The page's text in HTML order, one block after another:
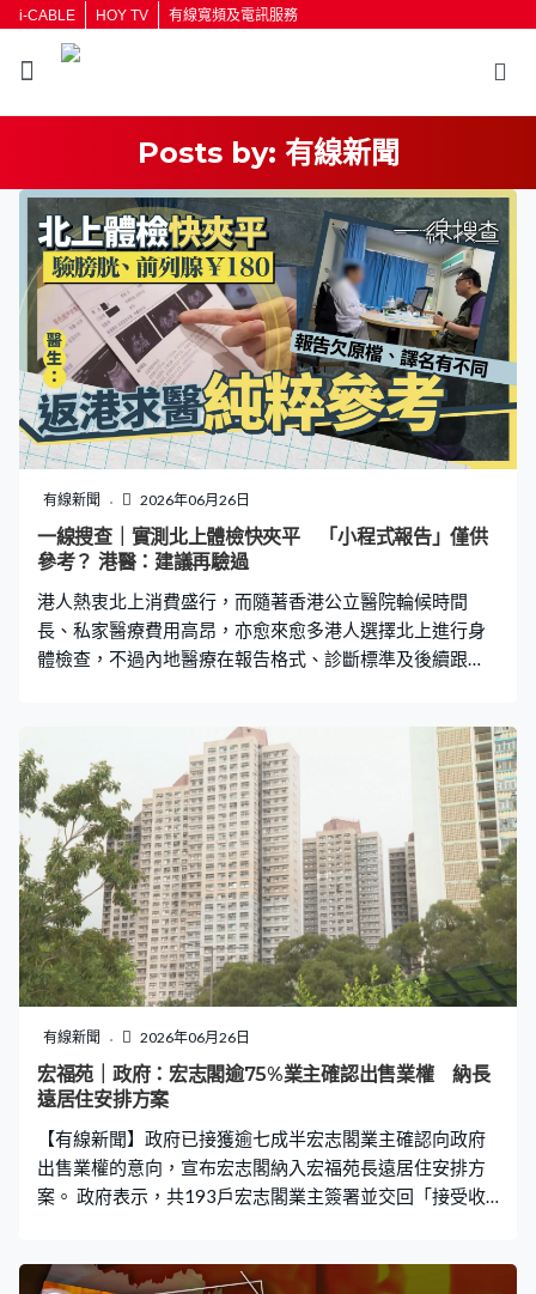
i-CABLE HOY TV 有線寬頻及電訊服務
Posts by: 有線新聞
按輸入鍵開始搜尋
有線新聞 2026年06月26日
一線搜查｜實測北上體檢快夾平 「小程式報告」僅供
參考？ 港醫：建議再驗過
港人熱衷北上消費盛行，而隨著香港公立醫院輪候時間
長、私家醫療費用高昂，亦愈來愈多港人選擇北上進行身
體檢查，不過內地醫療在報告格式、診斷標準及後續跟
四年前開始出現症狀，有時在巴士上忍尿不及，只搭一個
站就要提早落車，相當尷尬；晚上更要起床三四次如廁，
近來甚至考慮使用成人紙尿片，嚴重影響生活質素。他曾
到公立醫院普通科門診求診，醫生轉介物理治療，學習盆
底肌肉運動以加強控制能力，但症狀未完全改善。 強哥曾
考慮排政府泌尿專科，但之前做腸鏡檢查輪候超過一年，
心生卻步。有朋友建議他北上做身體檢查，他搜尋資料後
發現，深圳公立醫院有適合中老年男性的前列腺相關套
餐，收費只需約港幣50元，可檢查膀胱殘餘尿量等指標，
適合懷疑前列腺增生（BPH）的人士。 近日《一線搜查》
就陪同強哥在深圳一間二甲醫院求診，由皇崗口岸出發的
士車費約30元人民幣，掛號費47元人民幣。登記後等候時
間短，很快便見到講廣東話的泌尿科專科醫生。醫生聽取
400多元人民幣。強哥因希望了解前列腺情
有線新聞 2026年06月26日
宏福苑｜政府：宏志閣逾75%業主確認出售業權 納長
遠居住安排方案
【有線新聞】政府已接獲逾七成半宏志閣業主確認向政府
出售業權的意向，宣布宏志閣納入宏福苑長遠居住安排方
案。 政府表示，共193戶宏志閣業主簽署並交回「接受收
預留單位，估計收購宏志閣需要10億元，會向立法會財委